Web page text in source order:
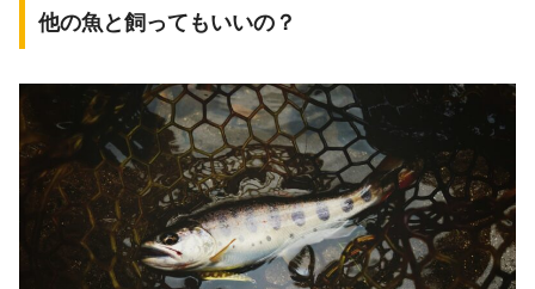
他の魚と飼ってもいいの？